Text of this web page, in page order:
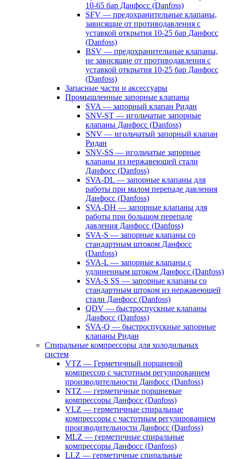
10-65 бар Данфосс (Danfoss)
SFV — предохранительные клапаны,
зависящие от противодавления с
уставкой открытия 10-25 бар Данфосс
(Danfoss)
BSV — предохранительные клапаны,
не зависящие от противодавления с
уставкой открытия 10-25 бар Данфосс
(Danfoss)
Запасные части и аксессуары
Промышленные запорные клапаны
SVA — запорный клапан Ридан
SNV-ST — игольчатые запорные
клапаны Данфосс (Danfoss)
SNV — игольчатый запорный клапан
Ридан
SNV-SS — игольчатые запорные
клапаны из нержавеющей стали
Данфосс (Danfoss)
SVA-DL — запорные клапаны для
работы при малом перепаде давления
Данфосс (Danfoss)
SVA-DH — запорные клапаны для
работы при большом перепаде
давления Данфосс (Danfoss)
SVA-S — запорные клапаны со
стандартным штоком Данфосс
(Danfoss)
SVA-L — запорные клапаны с
удлиненным штоком Данфосс (Danfoss)
SVA-S SS — запорные клапаны со
стандартным штоком из нержавеющей
стали Данфосс (Danfoss)
QDV — быстроспускные клапаны
Данфосс (Danfoss)
SVA-Q — быстроспускные запорные
клапаны Ридан
Спиральные компрессоры для холодильных
систем
VTZ — Герметичный поршневой
компрессор с частотным регулированием
производительности Данфосс (Danfoss)
NTZ — герметичные поршневые
компрессоры Данфосс (Danfoss)
VLZ — герметичные спиральные
компрессоры с частотным регулированием
производительности Данфосс (Danfoss)
MLZ — герметичные спиральные
компрессоры Данфосс (Danfoss)
LLZ — герметичные спиральные